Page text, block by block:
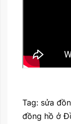
Tag: sửa
đồng hồ ở